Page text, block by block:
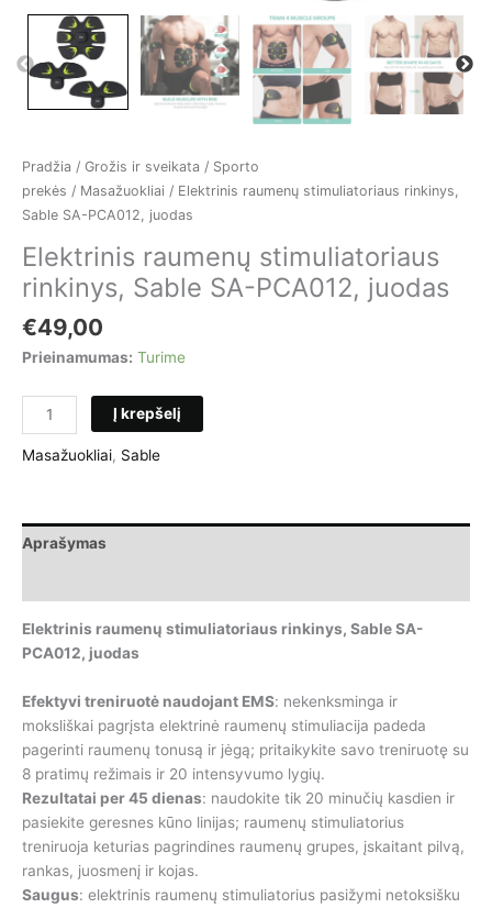
Pradžia / Grožis ir sveikata / Sporto
prekės / Masažuokliai / Elektrinis raumenų stimuliatoriaus rinkinys,
Sable SA-PCA012, juodas
Elektrinis raumenų stimuliatoriaus
rinkinys, Sable SA-PCA012, juodas
€49,00
Prieinamumas: Turime
produkto
kiekis:
Elektrinis
rinkinys,
Sable
PCA012,
juodas
Į krepšelį
Masažuokliai, Sable
Aprašymas
Elektrinis raumenų stimuliatoriaus rinkinys, Sable SA-
PCA012, juodas
Efektyvi treniruotė naudojant EMS: nekenksminga ir
moksliškai pagrįsta elektrinė raumenų stimuliacija padeda
pagerinti raumenų tonusą ir jėgą; pritaikykite savo treniruotę su
8 pratimų režimais ir 20 intensyvumo lygių.
Rezultatai per 45 dienas: naudokite tik 20 minučių kasdien ir
pasiekite geresnes kūno linijas; raumenų stimuliatorius
treniruoja keturias pagrindines raumenų grupes, įskaitant pilvą,
rankas, juosmenį ir kojas.
Saugus: elektrinis raumenų stimuliatorius pasižymi netoksišku